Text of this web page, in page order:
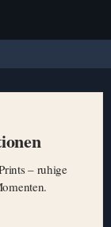
– ruhige